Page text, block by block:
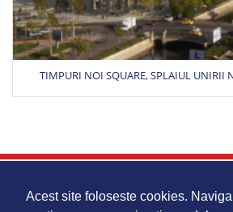
Acest site foloseste cookies.
TIMPURI NOI SQUARE, SPLAIUL UNIRII
Portofoliu lucrari
Harta Site